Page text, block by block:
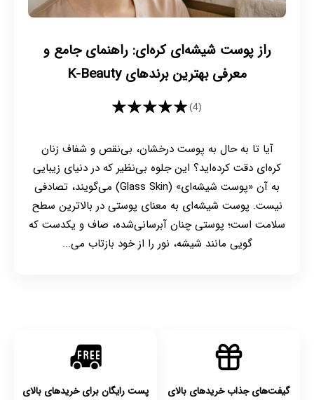
راز پوست شیشه‌ای کره‌ای: راهنمای جامع و
معرفی بهترین برندهای K-Beauty
★★★★★(4)
آیا تا به حال به پوست درخشان، بی‌نقص و شفاف زنان
کره‌ای دقت کرده‌اید؟ این جلوه بی‌نظیر که در دنیای زیبایی
به آن «پوست شیشه‌ای» (Glass Skin) می‌گویند، تصادفی
نیست. پوست شیشه‌ای به معنای پوستی در بالاترین سطح
سلامت است؛ پوستی چنان آبرسانی‌شده، صاف و یکدست که
گویی مانند شیشه، نور را از خود بازتاب می‌...
گیفت‌های جذاب خریدهای بالای
پست رایگان برای خریدهای بالای